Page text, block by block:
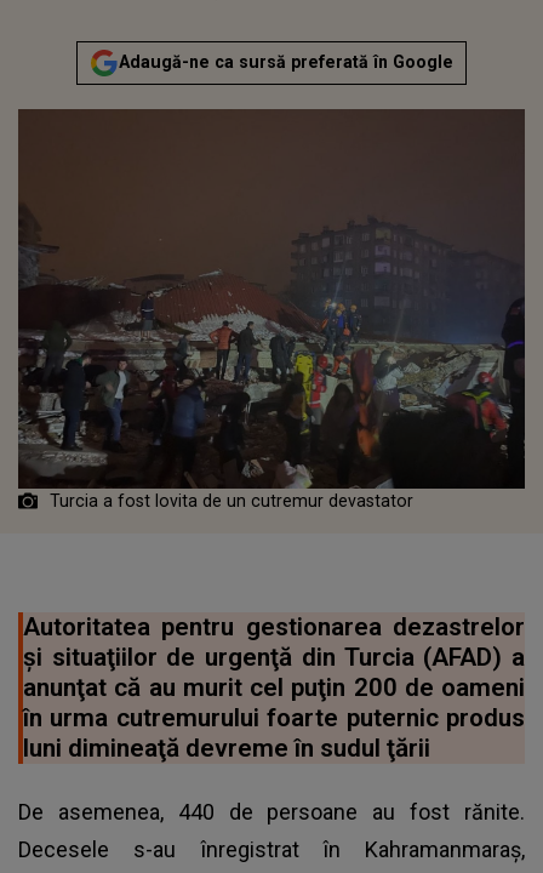
Adaugă-ne ca sursă preferată în Google
Turcia a fost lovita de un cutremur devastator
Autoritatea pentru gestionarea dezastrelor
şi situaţiilor de urgenţă din Turcia (AFAD) a
anunţat că au murit cel puţin 200 de oameni
în urma cutremurului foarte puternic produs
luni dimineaţă devreme în sudul ţării
De asemenea, 440 de persoane au fost rănite.
Decesele s-au înregistrat în Kahramanmaraş,